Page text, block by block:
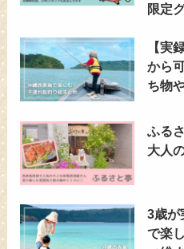
限定
【実
から
ち物
ふる
大人
3歳が
で楽